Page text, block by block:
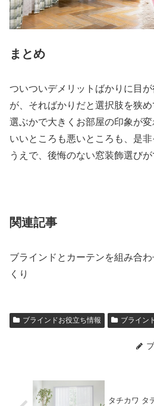
まとめ
ついついデメリットばかりに目
が、そればかりだと選択肢を狭
選ぶかで大きくお部屋の印象が変
いいところも悪いところも、是
うえで、後悔のない窓装飾選びが
関連記事
ブラインドとカーテンを組み合
くり
ブラインドお役立ち情報 ブライン
タチカワ タ